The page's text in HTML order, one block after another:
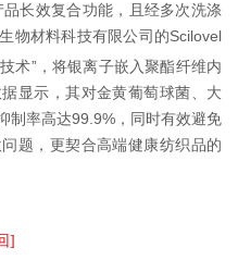
长效复合功能，且经多次洗涤
物材料科技有限公司的Scilovel
术”，将银离子嵌入聚酯纤维内
显示，其对金黄葡萄球菌、大
制率高达99.9%，同时有效避免
题，更契合高端健康纺织品的
]